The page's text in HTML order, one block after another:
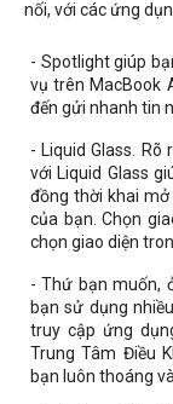
nối, với các ứng
- Spotlight giúp
vụ trên MacBook
đến gửi nhanh tin
- Liquid Glass.
với Liquid Glass
đồng thời khai
của bạn. Chọn
chọn giao diện
- Thứ bạn muốn,
bạn sử dụng
truy cập ứng
Trung Tâm Điều
bạn luôn thoáng